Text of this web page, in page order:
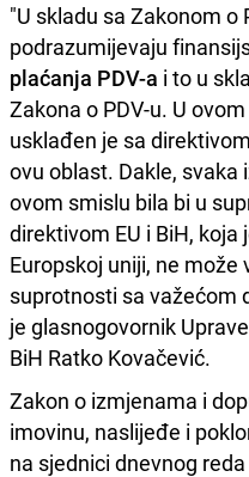
"U skladu sa Zakonom o
podrazumijevaju
plaćanja PDV-a i to u
Zakona o PDV-u. U
usklađen je sa
ovu oblast. Dakle, svaka
ovom smislu bila bi u
direktivom EU i BiH,
Europskoj uniji, ne
suprotnosti sa važećom
je glasnogovornik
BiH Ratko Kovačević.
Zakon o izmjenama i
imovinu, naslijeđe i
na sjednici dnevnog